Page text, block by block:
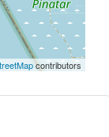
contributors